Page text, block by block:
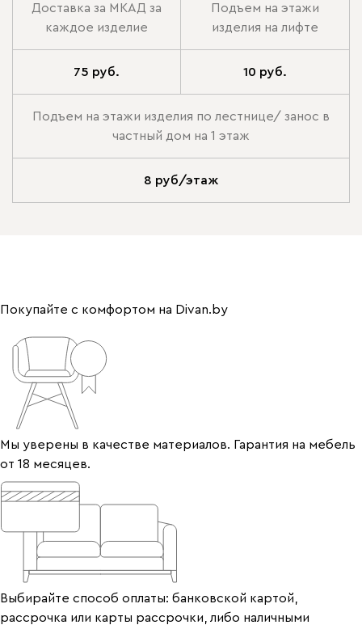
Доставка за МКАД за
каждое изделие
Подъем на этажи
изделия на лифте
75 руб. 10 руб.
Подъем на этажи изделия по лестнице/ занос в
частный дом на 1 этаж
8 руб/этаж
Покупайте с комфортом на Divan.by
Мы уверены в качестве материалов. Гарантия на мебель
от 18 месяцев.
Выбирайте способ оплаты: банковской картой,
рассрочка или карты рассрочки, либо наличными